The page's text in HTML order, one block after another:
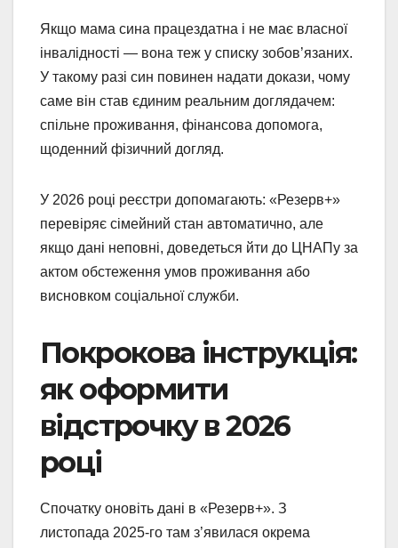
Якщо мама сина працездатна і не має власної
інвалідності — вона теж у списку зобов’язаних.
У такому разі син повинен надати докази, чому
саме він став єдиним реальним доглядачем:
спільне проживання, фінансова допомога,
щоденний фізичний догляд.
У 2026 році реєстри допомагають: «Резерв+»
перевіряє сімейний стан автоматично, але
якщо дані неповні, доведеться йти до ЦНАПу за
актом обстеження умов проживання або
висновком соціальної служби.
Покрокова інструкція:
як оформити
відстрочку в 2026
році
Спочатку оновіть дані в «Резерв+». З
листопада 2025-го там з’явилася окрема